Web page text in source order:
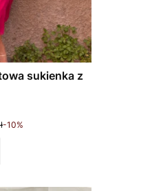
sukienka z
-10%